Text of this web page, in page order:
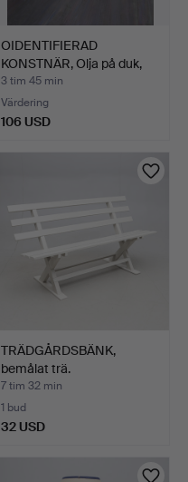
OIDENTIFIERAD
KONSTNÄR, Olja på duk,
inter…
3 tim 45 min
Värdering
106 USD
TRÄDGÅRDSBÄNK,
bemålat trä.
7 tim 32 min
1 bud
32 USD